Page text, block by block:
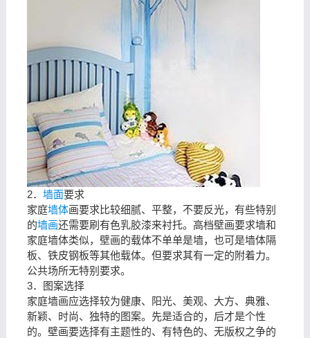
2． 墙面要求
家庭墙体画要求比较细腻、平整，不要反光，有些特别
的墙画还需要刷有色乳胶漆来衬托。高档壁画要求墙和
家庭墙体类似，壁画的载体不单单是墙，也可是墙体隔
板、铁皮钢板等其他载体。但要求其有一定的附着力。
公共场所无特别要求。
3．图案选择
家庭墙画应选择较为健康、阳光、美观、大方、典雅、
新颖、时尚、独特的图案。先是适合的，后才是个性
的。壁画要选择有主题性的、有特色的、无版权之争的